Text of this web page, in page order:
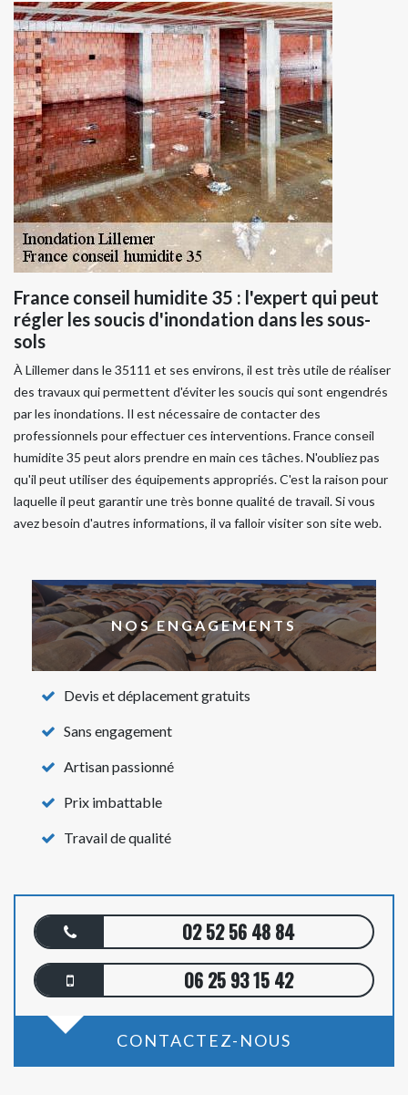
France conseil humidite 35 : l'expert qui peut
régler les soucis d'inondation dans les sous-
sols
À Lillemer dans le 35111 et ses environs, il est très utile de réaliser
des travaux qui permettent d'éviter les soucis qui sont engendrés
par les inondations. Il est nécessaire de contacter des
professionnels pour effectuer ces interventions. France conseil
humidite 35 peut alors prendre en main ces tâches. N'oubliez pas
qu'il peut utiliser des équipements appropriés. C'est la raison pour
laquelle il peut garantir une très bonne qualité de travail. Si vous
avez besoin d'autres informations, il va falloir visiter son site web.
NOS ENGAGEMENTS
Devis et déplacement gratuits
Sans engagement
Artisan passionné
Prix imbattable
Travail de qualité
02 52 56 48 84
06 25 93 15 42
CONTACTEZ-NOUS